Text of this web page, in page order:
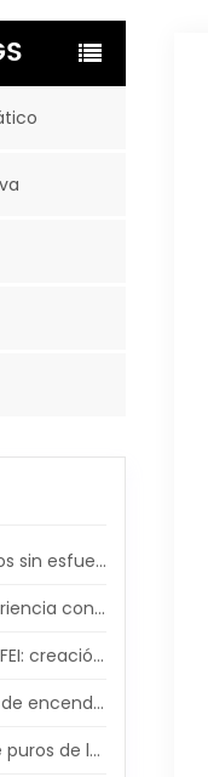
en V con resorte
de antorcha XIFEI 3 Jet Flame
los cigarros, un respiro a la vez
tus momentos de cigarro
de fibra de carbono XIFEI